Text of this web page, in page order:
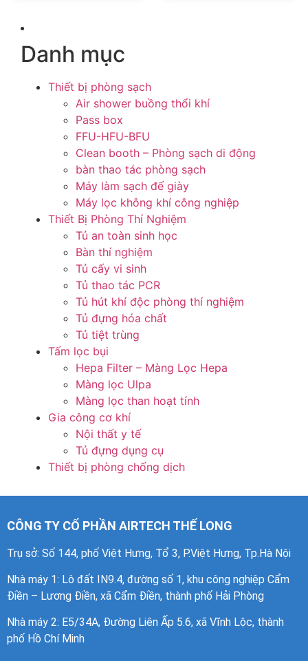
Danh mục
Thiết bị phòng sạch
Air shower buồng thổi khí
Pass box
FFU-HFU-BFU
Clean booth – Phòng sạch di động
bàn thao tác phòng sạch
Máy làm sạch đế giày
Máy lọc không khí công nghiệp
Thiết Bị Phòng Thí Nghiệm
Tủ an toàn sinh học
Bàn thí nghiệm
Tủ cấy vi sinh
Tủ thao tác PCR
Tủ hút khí độc phòng thí nghiệm
Tủ đựng hóa chất
Tủ tiệt trùng
Tấm lọc bụi
Hepa Filter – Màng Lọc Hepa
Màng lọc Ulpa
Màng lọc than hoạt tính
Gia công cơ khí
Nội thất y tế
Tủ đựng dụng cụ
Thiết bị phòng chống dịch
CÔNG TY CỔ PHẦN AIRTECH THẾ LONG
Trụ sở: Số 144, phố Việt Hưng, Tổ 3, P.Việt Hưng, Tp.Hà Nội
Nhà máy 1: Lô đất IN9.4, đường số 1, khu công nghiệp Cẩm
Điền – Lương Điền, xã Cẩm Điền, thành phố Hải Phòng
Nhà máy 2: E5/34A, Đường Liên Ấp 5.6, xã Vĩnh Lộc, thành
phố Hồ Chí Minh